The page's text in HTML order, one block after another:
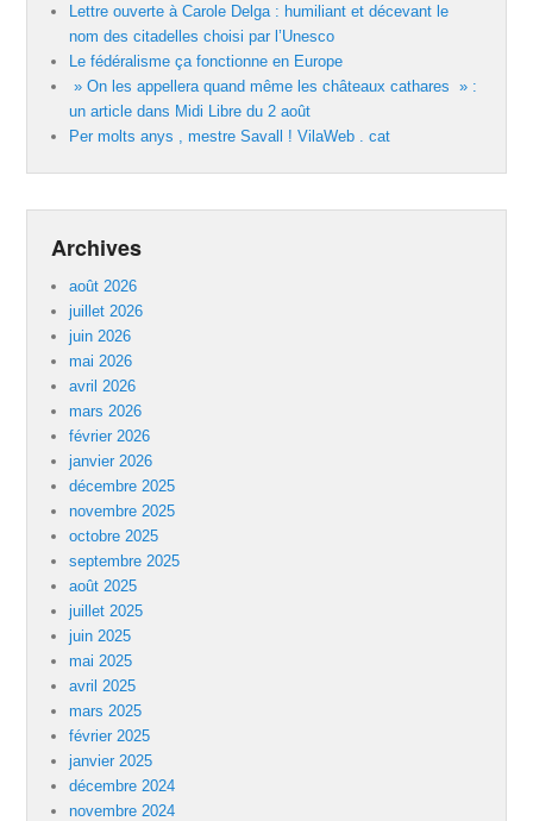
Lettre ouverte à Carole Delga : humiliant et décevant le
nom des citadelles choisi par l’Unesco
Le fédéralisme ça fonctionne en Europe
» On les appellera quand même les châteaux cathares » :
un article dans Midi Libre du 2 août
Per molts anys , mestre Savall ! VilaWeb . cat
Archives
août 2026
juillet 2026
juin 2026
mai 2026
avril 2026
mars 2026
février 2026
janvier 2026
décembre 2025
novembre 2025
octobre 2025
septembre 2025
août 2025
juillet 2025
juin 2025
mai 2025
avril 2025
mars 2025
février 2025
janvier 2025
décembre 2024
novembre 2024